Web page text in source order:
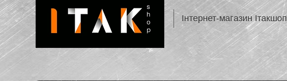
Інтернет-магазин Ітакшоп